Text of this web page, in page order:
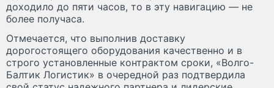
доходило до пяти часов, то в эту навигацию — не
более получаса.
Отмечается, что выполнив доставку
дорогостоящего оборудования качественно и в
строго установленные контрактом сроки, «Волго-
Балтик Логистик» в очередной раз подтвердила